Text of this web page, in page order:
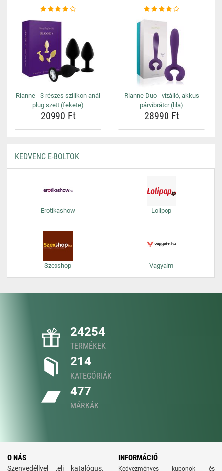
Rianne - 3 részes szilikon anál
plug szett (fekete)
20990 Ft
Rianne Duo - vízálló, akkus
párvibrátor (lila)
28990 Ft
KEDVENC E-BOLTOK
Erotikashow Lolipop
Szexshop Vagyaim
24254
TERMÉKEK
214
KATEGÓRIÁK
477
MÁRKÁK
O NÁS
Szenvedéllyel teli katalógus.
INFORMÁCIÓ
Kedvezményes kuponok és